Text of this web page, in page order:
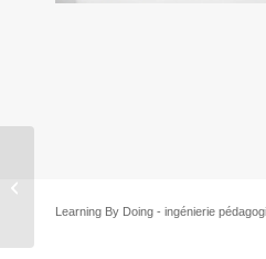
Learning By Doing - ingénierie